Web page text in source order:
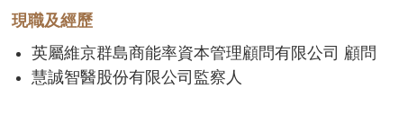
現職及經歷
英屬維京群島商能率資本管理顧問有限公司 顧問
慧誠智醫股份有限公司監察人